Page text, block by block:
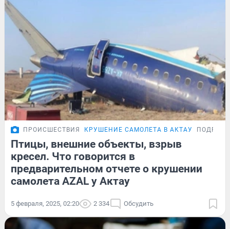
ПРОИСШЕСТВИЯ КРУШЕНИЕ САМОЛЕТА В АКТАУ
Птицы, внешние объекты, взрыв
кресел. Что говорится в
предварительном отчете о крушении
самолета AZAL у Актау
5 февраля, 2025, 02:20 2 334 Обсудить